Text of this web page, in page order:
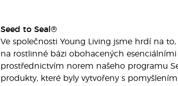
Seed to Seal®
Ve společnosti Young Living jsme hrdí na
na rostlinné bázi obohacených
prostřednictvím norem našeho programu
produkty, které byly vytvořeny s